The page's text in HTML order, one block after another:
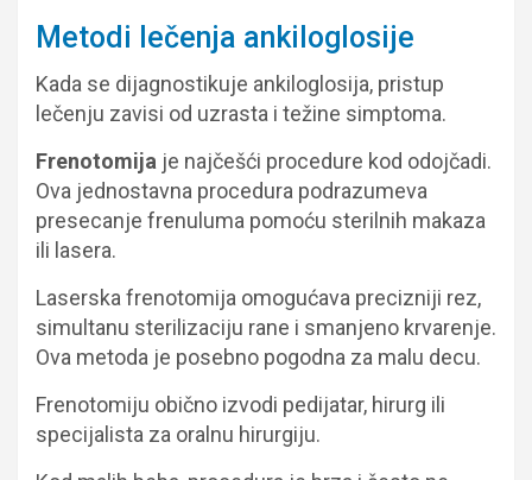
Metodi lečenja ankiloglosije
Kada se dijagnostikuje ankiloglosija, pristup
lečenju zavisi od uzrasta i težine simptoma.
Frenotomija je najčešći procedure kod odojčadi.
Ova jednostavna procedura podrazumeva
presecanje frenuluma pomoću sterilnih makaza
ili lasera.
Laserska frenotomija omogućava precizniji rez,
simultanu sterilizaciju rane i smanjeno krvarenje.
Ova metoda je posebno pogodna za malu decu.
Frenotomiju obično izvodi pedijatar, hirurg ili
specijalista za oralnu hirurgiju.